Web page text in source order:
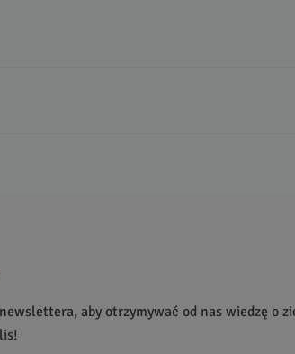
tylko osoby, które zakupiły produkt.
aby otrzymywać od nas wiedzę o